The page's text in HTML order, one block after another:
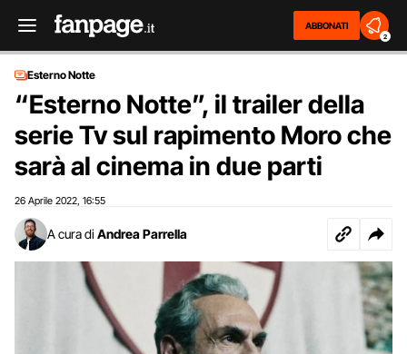
ABBONATI
2
Esterno Notte
“Esterno Notte”, il trailer della
serie Tv sul rapimento Moro che
sarà al cinema in due parti
26 Aprile 2022 16:55
A cura di Andrea Parrella